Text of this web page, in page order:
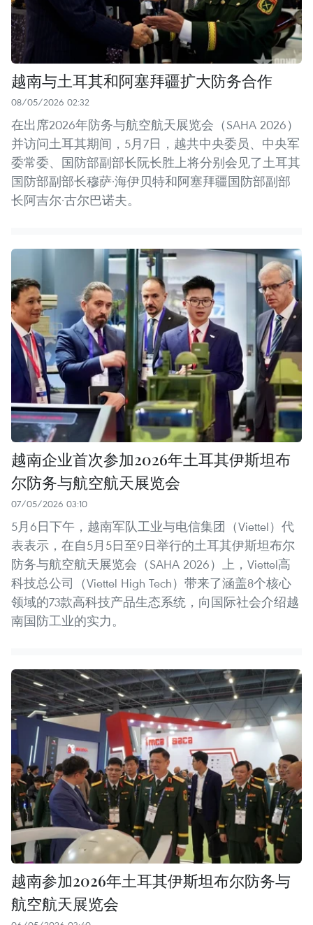
越南与土耳其和阿塞拜疆扩大防务合作
08/05/2026 02:32
在出席2026年防务与航空航天展览会（SAHA 2026）
并访问土耳其期间，5月7日，越共中央委员、中央军
委常委、国防部副部长阮长胜上将分别会见了土耳其
国防部副部长穆萨·海伊贝特和阿塞拜疆国防部副部
长阿吉尔·古尔巴诺夫。
越南企业首次参加2026年土耳其伊斯坦布
尔防务与航空航天展览会
07/05/2026 03:10
5月6日下午，越南军队工业与电信集团（Viettel）代
表表示，在自5月5日至9日举行的土耳其伊斯坦布尔
防务与航空航天展览会（SAHA 2026）上，Viettel高
科技总公司（Viettel High Tech）带来了涵盖8个核心
领域的73款高科技产品生态系统，向国际社会介绍越
南国防工业的实力。
越南参加2026年土耳其伊斯坦布尔防务与
航空航天展览会